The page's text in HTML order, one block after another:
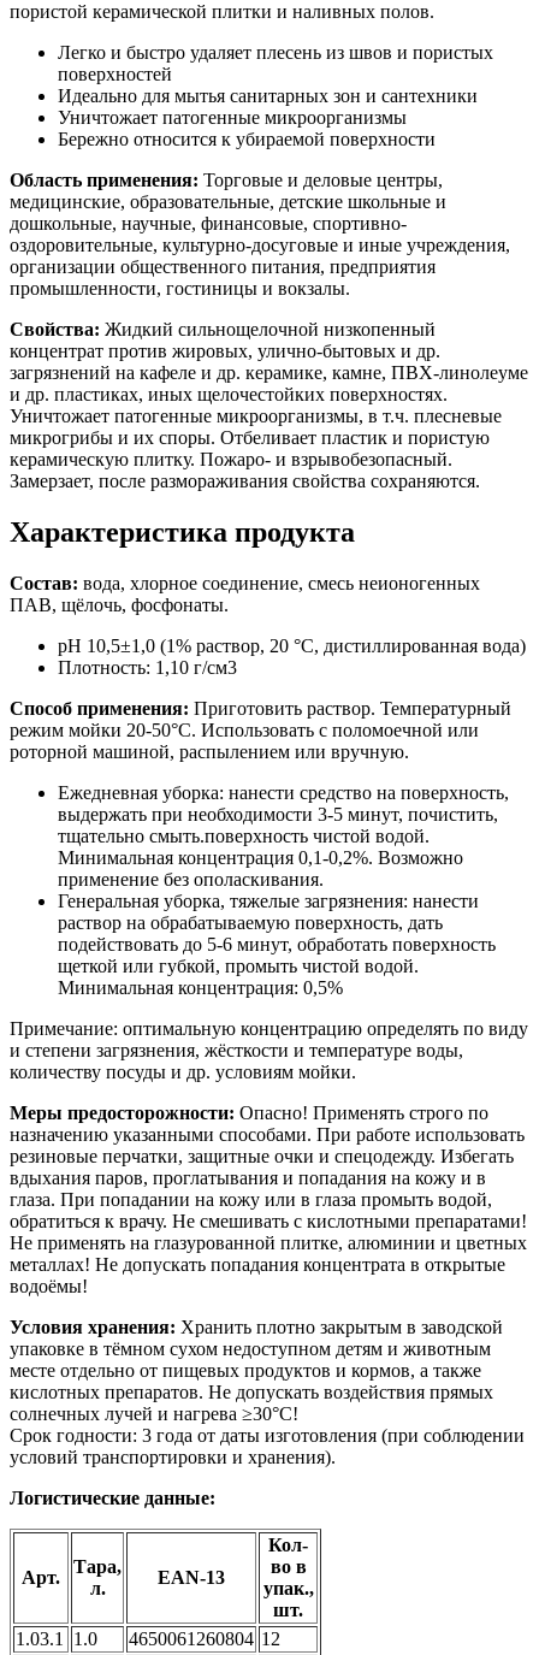
пористой керамической плитки и наливных полов.
Легко и быстро удаляет плесень из швов и пористых
поверхностей
Идеально для мытья санитарных зон и сантехники
Уничтожает патогенные микроорганизмы
Бережно относится к убираемой поверхности
Область применения: Торговые и деловые центры,
медицинские, образовательные, детские школьные и
дошкольные, научные, финансовые, спортивно-
оздоровительные, культурно-досуговые и иные учреждения,
организации общественного питания, предприятия
промышленности, гостиницы и вокзалы.
Свойства: Жидкий сильнощелочной низкопенный
концентрат против жировых, улично-бытовых и др.
загрязнений на кафеле и др. керамике, камне, ПВХ-линолеуме
и др. пластиках, иных щелочестойких поверхностях.
Уничтожает патогенные микроорганизмы, в т.ч. плесневые
микрогрибы и их споры. Отбеливает пластик и пористую
керамическую плитку. Пожаро- и взрывобезопасный.
Замерзает, после размораживания свойства сохраняются.
Характеристика продукта
Состав: вода, хлорное соединение, смесь неионогенных
ПАВ, щёлочь, фосфонаты.
рН 10,5±1,0 (1% раствор, 20 °С, дистиллированная вода)
Плотность: 1,10 г/см3
Способ применения: Приготовить раствор. Температурный
режим мойки 20-50°С. Использовать с поломоечной или
роторной машиной, распылением или вручную.
Ежедневная уборка: нанести средство на поверхность,
выдержать при необходимости 3-5 минут, почистить,
тщательно смыть.поверхность чистой водой.
Минимальная концентрация 0,1-0,2%. Возможно
применение без ополаскивания.
Генеральная уборка, тяжелые загрязнения: нанести
раствор на обрабатываемую поверхность, дать
подействовать до 5-6 минут, обработать поверхность
щеткой или губкой, промыть чистой водой.
Минимальная концентрация: 0,5%
Примечание: оптимальную концентрацию определять по виду
и степени загрязнения, жёсткости и температуре воды,
количеству посуды и др. условиям мойки.
Меры предосторожности: Опасно! Применять строго по
назначению указанными способами. При работе использовать
резиновые перчатки, защитные очки и спецодежду. Избегать
вдыхания паров, проглатывания и попадания на кожу и в
глаза. При попадании на кожу или в глаза промыть водой,
обратиться к врачу. Не смешивать с кислотными препаратами!
Не применять на глазурованной плитке, алюминии и цветных
металлах! Не допускать попадания концентрата в открытые
водоёмы!
Условия хранения: Хранить плотно закрытым в заводской
упаковке в тёмном сухом недоступном детям и животным
месте отдельно от пищевых продуктов и кормов, а также
кислотных препаратов. Не допускать воздействия прямых
солнечных лучей и нагрева ≥30°С!
Срок годности: 3 года от даты изготовления (при соблюдении
условий транспортировки и хранения).
Логистические данные:
Арт.
Тара,
л.
EAN-13
Кол-
во в
упак.,
шт.
1.03.1
1.0 4650061260804 12